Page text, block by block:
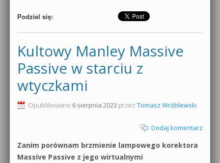
Podziel się:
Kultowy Manley Massive
Passive w starciu z
wtyczkami
Opublikowano 6 sierpnia 2023 przez Tomasz Wróblewski
Dodaj komentarz
Zanim porównam brzmienie lampowego korektora
Massive Passive z jego wirtualnymi